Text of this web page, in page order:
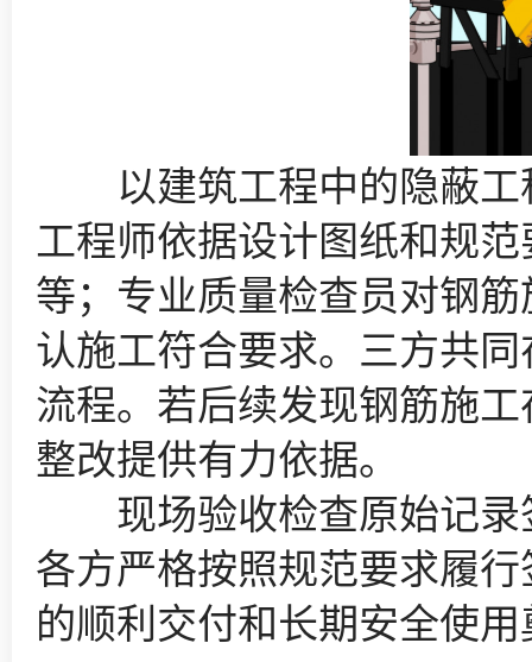
以建筑工程中的隐蔽工
工程师依据设计图纸和规
等；专业质量检查员对钢
认施工符合要求。三方共
流程。若后续发现钢筋施
整改提供有力依据。
现场验收检查原始记录
各方严格按照规范要求履
的顺利交付和长期安全使